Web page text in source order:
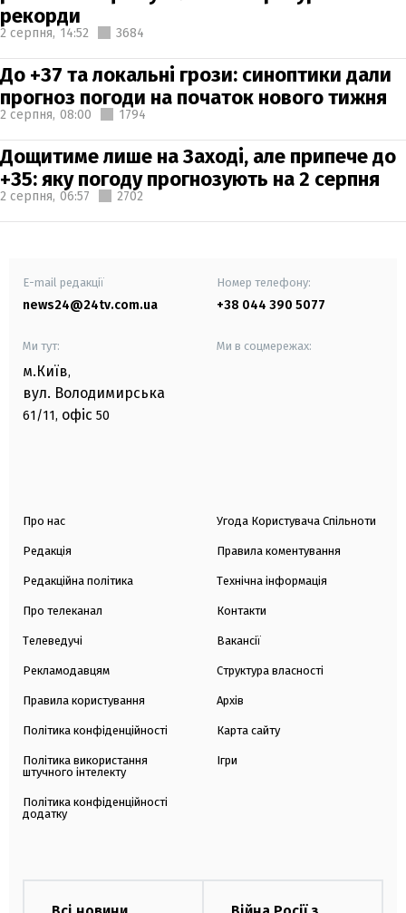
рекорди
2 серпня, 14:52 3684
До +37 та локальні грози: синоптики дали
прогноз погоди на початок нового тижня
2 серпня, 08:00 1794
Дощитиме лише на Заході, але припече до
+35: яку погоду прогнозують на 2 серпня
2 серпня, 06:57 2702
E-mail редакції
news24@24tv.com.ua
Номер телефону:
+38 044 390 5077
Ми тут:
м.Київ,
вул. Володимирська
61/11, офіс 50
Ми в соцмережах:
Про нас
Редакція
Редакційна політика
Про телеканал
Телеведучі
Рекламодавцям
Правила користування
Політика конфіденційності
Політика використання
штучного інтелекту
Політика конфіденційності
додатку
Угода Користувача Спільноти
Правила коментування
Технічна інформація
Контакти
Вакансії
Структура власності
Архів
Карта сайту
Ігри